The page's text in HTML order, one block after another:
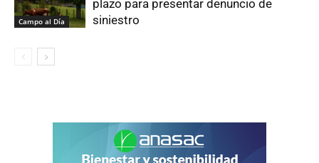
Campo al Día
plazo para presentar denuncio de
siniestro